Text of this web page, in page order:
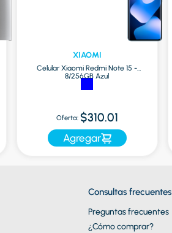
XIAOMI
Celular Xiaomi Redmi Note 15 -
8/256GB Azul
Oferta: $310.01
Agregar
Consultas frecuentes
Preguntas frecuentes
¿Cómo comprar?